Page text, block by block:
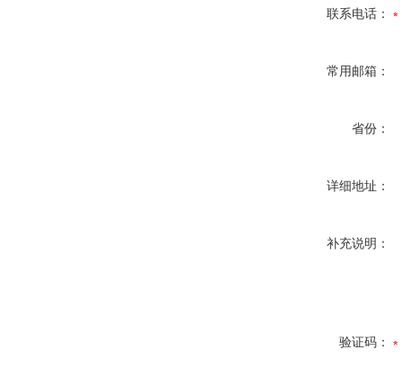
联系电话：
常用邮箱：
省份：
详细地址：
补充说明：
验证码：